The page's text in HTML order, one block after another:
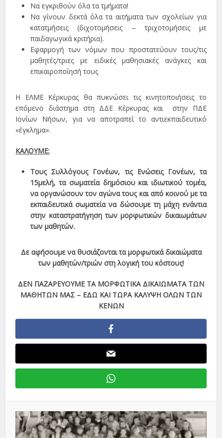
Να εγκριθούν όλα τα τμήματα!
Να γίνουν δεκτά όλα τα αιτήματα των σχολείων για
κατατμήσεις (διχοτομήσεις – τριχοτομήσεις με
παιδαγωγικά κριτήρια).
Εφαρμογή των νόμων που προστατεύουν τους/τις
μαθητές/τριες με ειδικές μαθησιακές ανάγκες και
επικαιροποίησή τους
Η ΕΛΜΕ Κέρκυρας θα πυκνώσει τις κινητοποιήσεις το
επόμενο διάστημα στη ΔΔΕ Κέρκυρας και στην ΠΔΕ
Ιονίων Νήσων, για να αποτραπεί το αντιεκπαιδευτικό
«έγκλημα».
ΚΑΛΟΥΜΕ:
Τους Συλλόγους Γονέων, τις Ενώσεις Γονέων, τα
15μελή, τα σωματεία δημόσιου και ιδιωτικού τομέα,
να οργανώσουν τον αγώνα τους και από κοινού με τα
εκπαιδευτικά σωματεία να δώσουμε τη μάχη ενάντια
στην καταστρατήγηση των μορφωτικών δικαιωμάτων
των μαθητών.
Δε αφήσουμε να θυσιάζονται τα μορφωτικά δικαιώματα
των μαθητών/τριών στη λογική του κόστους!
ΔΕΝ ΠΑΖΑΡΕΥΟΥΜΕ ΤΑ ΜΟΡΦΩΤΙΚΑ ΔΙΚΑΙΩΜΑΤΑ ΤΩΝ
ΜΑΘΗΤΩΝ ΜΑΣ – ΕΔΩ ΚΑΙ ΤΩΡΑ ΚΑΛΥΨΗ ΟΛΩΝ ΤΩΝ
ΚΕΝΩΝ